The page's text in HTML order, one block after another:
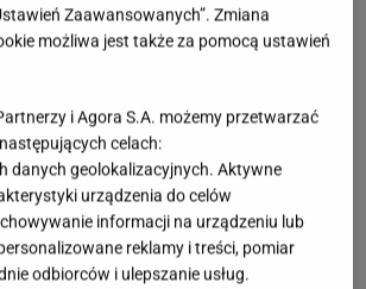
pizzę neapolitańską na
2015-2016.
pizzę zrobisz dzięki radom
się jednak w kuchni. Postanowił
na Youtubie, gdzie dzieli się
perfekcyjną pizzę w domu.
Zaawansowanych”. Zmiana
możliwa jest także za pomocą ustawień
i Agora S.A. możemy przetwarzać
celach:
danych geolokalizacyjnych. Aktywne
urządzenia do celów
informacji na urządzeniu lub
reklamy i treści, pomiar
odbiorców i ulepszanie usług.